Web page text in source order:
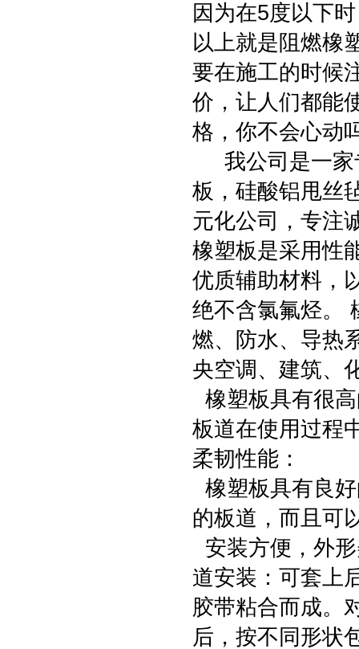
因为在5度以下
以上就是阻燃橡
要在施工的时候
价，让人们都能
格，你不会心动
我公司是一家
板，硅酸铝甩丝
元化公司，专注
橡塑板是采用性
优质辅助材料，
绝不含氯氟烃。
燃、防水、导热
央空调、建筑
橡塑板具有很
板道在使用过程
柔韧性能：
橡塑板具有良
的板道，而且可
安装方便，外
道安装：可套上
胶带粘合而成。
后，按不同形状